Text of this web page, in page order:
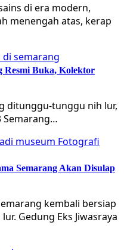
di era modern,
menengah atas, kerap
Resmi Buka, Kolektor
ditunggu-tunggu nih lur,
Semarang…
Semarang Akan Disulap
kembali bersiap
Gedung Eks Jiwasraya